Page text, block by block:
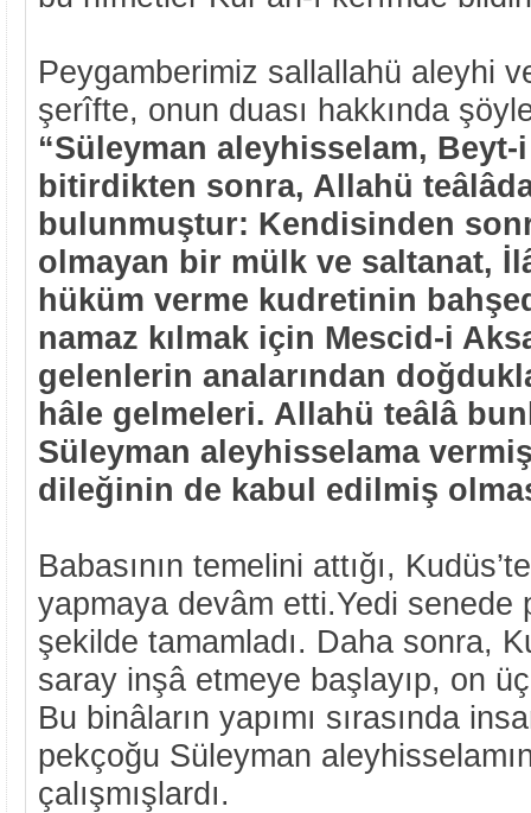
Peygamberimiz sallallahü aleyhi
şerîfte, onun duası hakkında
“Süleyman aleyhisselam, Beyt-i
bitirdikten sonra, Allahü
bulunmuştur: Kendisinden
olmayan bir mülk ve saltanat,
hüküm verme kudretinin
namaz kılmak için Mescid-i
gelenlerin analarından
hâle gelmeleri. Allahü teâlâ
Süleyman aleyhisselama
dileğinin de kabul edilmiş
Babasının temelini attığı,
yapmaya devâm etti.Yedi senede
şekilde tamamladı. Daha sonra,
saray inşâ etmeye başlayıp, on
Bu binâların yapımı sırasında
pekçoğu Süleyman
çalışmışlardı.